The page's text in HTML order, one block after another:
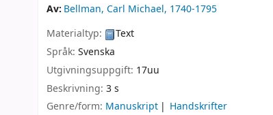
Av: Bellman, Carl Michael, 1740-1795
Materialtyp:
Text
Språk: Svenska
Utgivningsuppgift: 17uu
Beskrivning: 3 s
Genre/form: Manuskript Handskrifter